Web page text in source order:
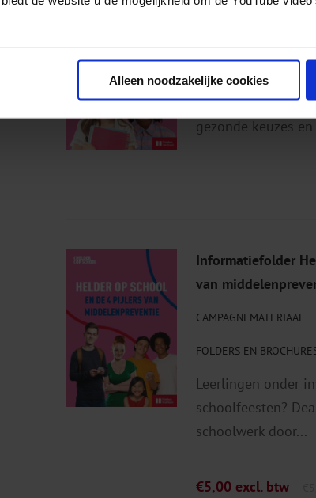
Alleen noodzakelijke cookies
Het lespakket
gezonde keuzes
Informatiefolder
van
CAMPAGNEMATERIAAL
FOLDERS EN
Leerlingen onder
schoolfeesten?
schoolwerk door...
€5,00 excl. btw